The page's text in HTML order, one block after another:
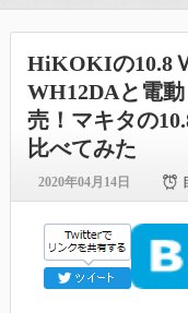
HiKOKIの10.8
WH12DAと電
売！マキタの
比べてみた
2020年04月14日